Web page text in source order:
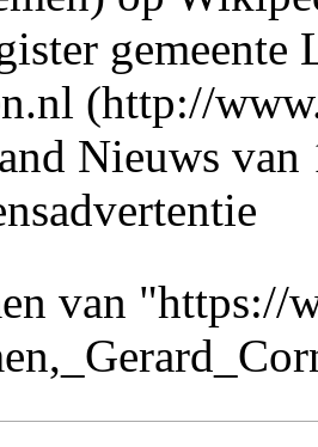
gemeente
Nieuws van
van "https://